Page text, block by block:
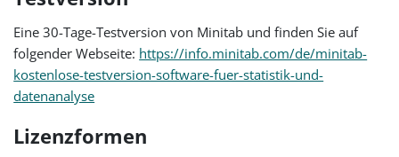
Eine 30-Tage-Testversion von Minitab und finden Sie auf
folgender Webseite: https://info.minitab.com/de/minitab-
kostenlose-testversion-software-fuer-statistik-und-
datenanalyse
Lizenzformen